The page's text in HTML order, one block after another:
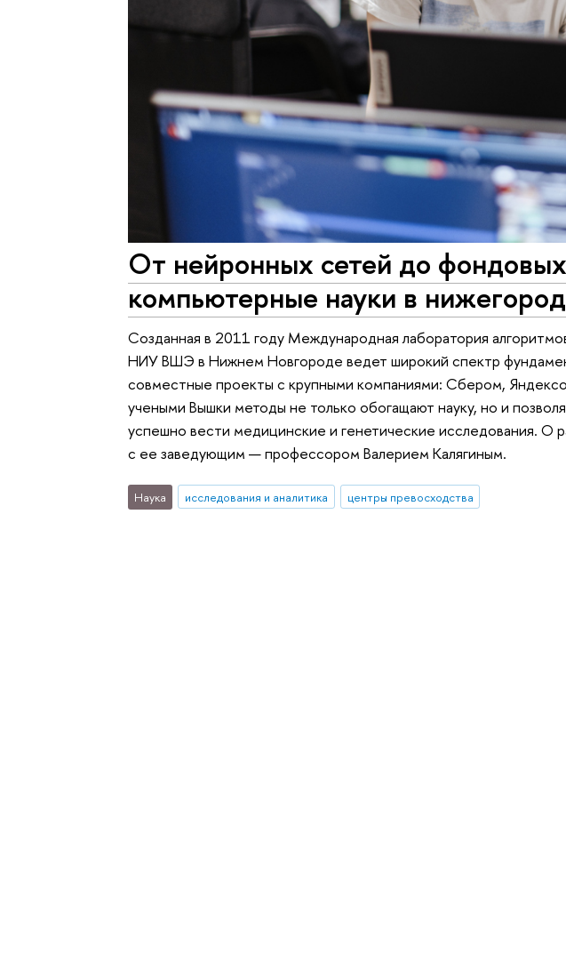
От нейронных сетей до
компьютерные науки в
Созданная в 2011 году Международная лаборатория
НИУ ВШЭ в Нижнем Новгороде ведет широкий спектр
совместные проекты с крупными компаниями: Сбером,
учеными Вышки методы не только обогащают науку, но и
успешно вести медицинские и генетические исследования. О
с ее заведующим — профессором Валерием Калягиным.
Наука исследования и аналитика центры превосходства